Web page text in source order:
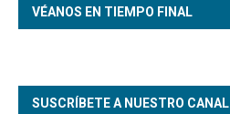
VÉANOS EN TIEMPO FINAL
SUSCRÍBETE A NUESTRO CANAL